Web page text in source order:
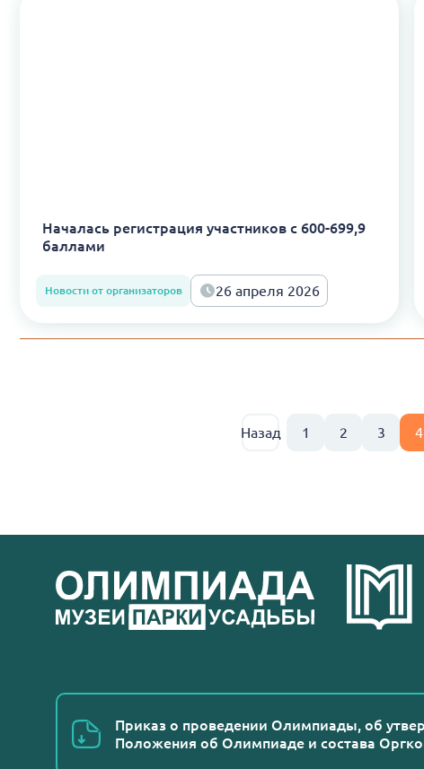
Началась регистрация участников с 600-699,9
баллами
Новости от организаторов 26 апреля 2026
Назад 1 2 3 4
Приказ о проведении Олимпиады, об
Положения об Олимпиаде и состава